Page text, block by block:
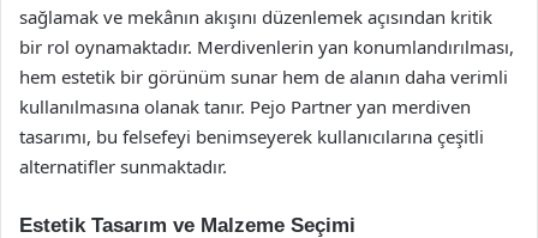
sağlamak ve mekânın akışını düzenlemek açısından kritik
bir rol oynamaktadır. Merdivenlerin yan konumlandırılması,
hem estetik bir görünüm sunar hem de alanın daha verimli
kullanılmasına olanak tanır. Pejo Partner yan merdiven
tasarımı, bu felsefeyi benimseyerek kullanıcılarına çeşitli
alternatifler sunmaktadır.
Estetik Tasarım ve Malzeme Seçimi